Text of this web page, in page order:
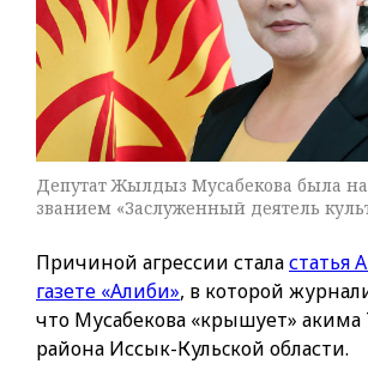
Депутат Жылдыз Мусабекова была
званием «Заслуженный деятель
Причиной агрессии сталастатья
газете «Алиби», в которой
что Мусабекова «крышует» акима
района Иссык-Кульcкой области.